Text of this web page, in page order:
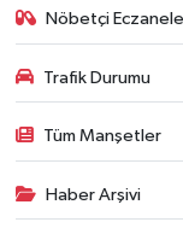
Nöbetçi
Trafik Durumu
Tüm Manşetler
Haber Arşivi